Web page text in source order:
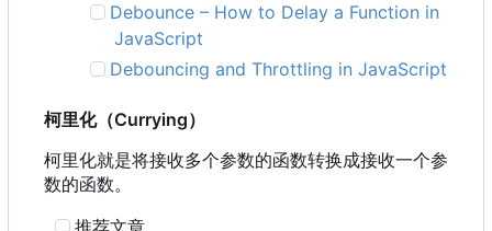
Debounce– How to Delay a Function in
JavaScript
Debouncing and Throttling in JavaScript
柯里化（Currying）
柯里化就是将接收多个参数的函数转换成接收一个参
数的函数。